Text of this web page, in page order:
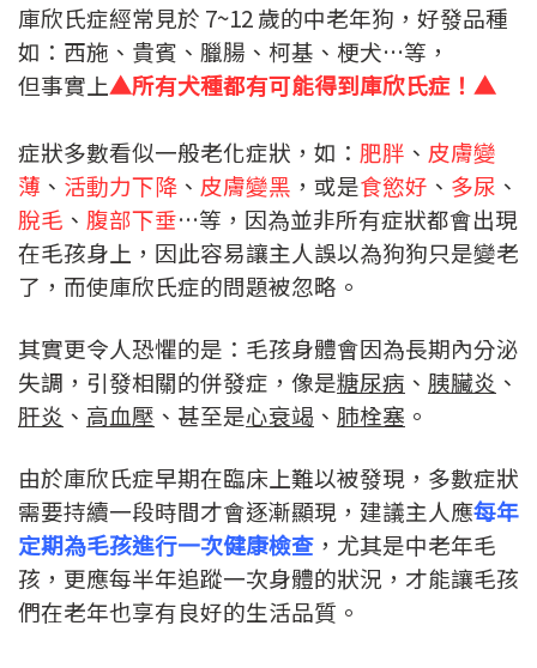
庫欣氏症經常見於 7~12 歲的中老年狗，好發品種
如：西施、貴賓、臘腸、柯基、梗犬…等，
但事實上▲所有犬種都有可能得到庫欣氏症！▲
症狀多數看似一般老化症狀，如： 肥胖 、 皮膚變
薄 、 活動力下降 、 皮膚變黑 ，或是食慾好 、 多尿 、
脫毛 、 腹部下垂…等，因為並非所有症狀都會出現
在毛孩身上，因此容易讓主人誤以為狗狗只是變老
了，而使庫欣氏症的問題被忽略。
其實更令人恐懼的是：毛孩身體會因為長期內分泌
失調，引發相關的併發症，像是糖尿病 、 胰臟炎 、
肝炎 、 高血壓 、甚至是心衰竭 、 肺栓塞 。
由於庫欣氏症早期在臨床上難以被發現，多數症狀
需要持續一段時間才會逐漸顯現，建議主人應每年
定期為毛孩進行一次健康檢查 ，尤其是中老年毛
孩，更應每半年追蹤一次身體的狀況，才能讓毛孩
們在老年也享有良好的生活品質。